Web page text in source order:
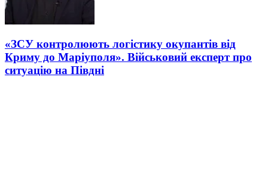
«ЗСУ контролюють логістику окупантів від
Криму до Маріуполя». Військовий експерт про
ситуацію на Півдні